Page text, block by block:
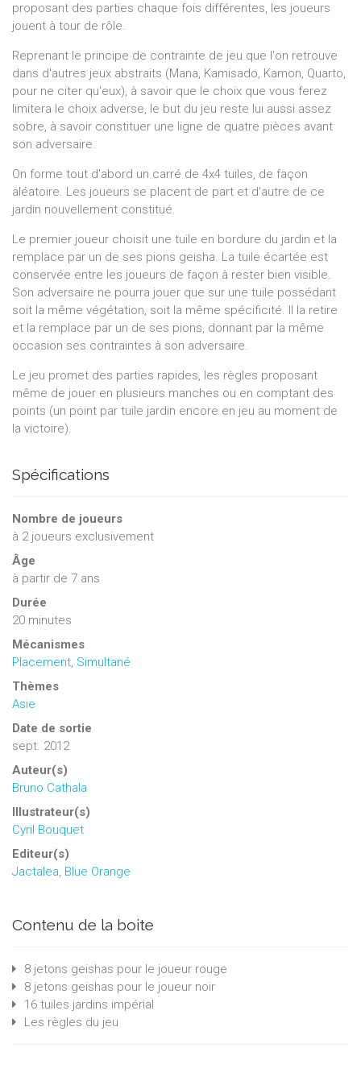
proposant des parties chaque fois différentes, les joueurs
jouent à tour de rôle.
Reprenant le principe de contrainte de jeu que l'on retrouve
dans d'autres jeux abstraits (Mana, Kamisado, Kamon, Quarto,
pour ne citer qu'eux), à savoir que le choix que vous ferez
limitera le choix adverse, le but du jeu reste lui aussi assez
sobre, à savoir constituer une ligne de quatre pièces avant
son adversaire.
On forme tout d'abord un carré de 4x4 tuiles, de façon
aléatoire. Les joueurs se placent de part et d'autre de ce
jardin nouvellement constitué.
Le premier joueur choisit une tuile en bordure du jardin et la
remplace par un de ses pions geisha. La tuile écartée est
conservée entre les joueurs de façon à rester bien visible.
Son adversaire ne pourra jouer que sur une tuile possédant
soit la même végétation, soit la même spécificité. Il la retire
et la remplace par un de ses pions, donnant par la même
occasion ses contraintes à son adversaire.
Le jeu promet des parties rapides, les règles proposant
même de jouer en plusieurs manches ou en comptant des
points (un point par tuile jardin encore en jeu au moment de
la victoire).
Spécifications
Nombre de joueurs
à 2joueurs exclusivement
Âge
à partir de 7 ans
Durée
20 minutes
Mécanismes
Placement, Simultané
Thèmes
Asie
Date de sortie
sept. 2012
Auteur(s)
Bruno Cathala
Illustrateur(s)
Cyril Bouquet
Editeur(s)
Jactalea, Blue Orange
Contenu de la boite
8 jetons geishas pour le joueur rouge
8 jetons geishas pour le joueur noir
16 tuiles jardins impérial
Les règles du jeu